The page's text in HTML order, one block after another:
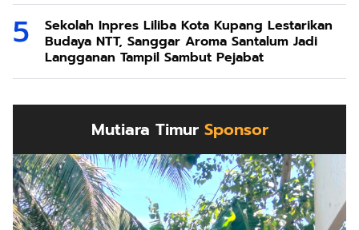
Sekolah Inpres Liliba Kota Kupang Lestarikan
Budaya NTT, Sanggar Aroma Santalum Jadi
Langganan Tampil Sambut Pejabat
Mutiara Timur Sponsor